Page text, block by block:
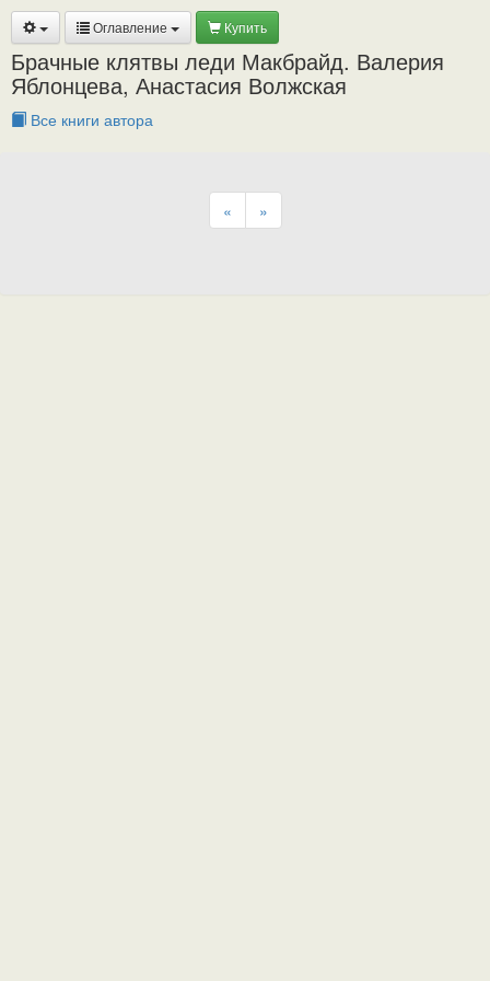
Оглавление Купить
Брачные клятвы леди Макбрайд. Валерия
Яблонцева, Анастасия Волжская
Все книги автора
« »